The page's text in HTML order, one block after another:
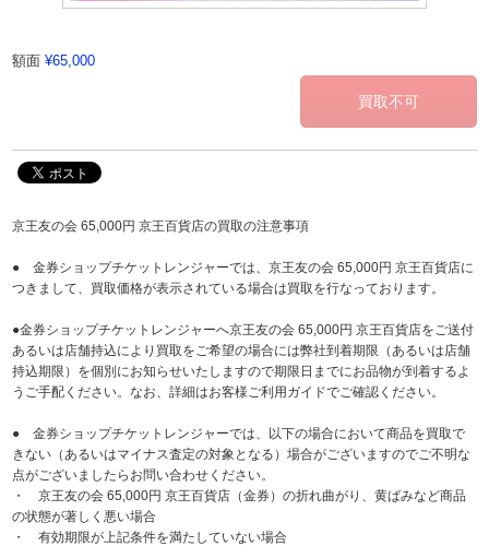
額面 ¥65,000
京王友の会 65,000円 京王百貨店の買取の注意事項
● 金券ショップチケットレンジャーでは、京王友の会 65,000円 京王百貨店に
つきまして、買取価格が表示されている場合は買取を行なっております。
●金券ショップチケットレンジャーへ京王友の会 65,000円 京王百貨店をご送付
あるいは店舗持込により買取をご希望の場合には弊社到着期限（あるいは店舗
持込期限）を個別にお知らせいたしますので期限日までにお品物が到着するよ
うご手配ください。なお、詳細はお客様ご利用ガイドでご確認ください。
● 金券ショップチケットレンジャーでは、以下の場合において商品を買取で
きない（あるいはマイナス査定の対象となる）場合がございますのでご不明な
点がございましたらお問い合わせください。
・ 京王友の会 65,000円 京王百貨店（金券）の折れ曲がり、黄ばみなど商品
の状態が著しく悪い場合
・ 有効期限が上記条件を満たしていない場合